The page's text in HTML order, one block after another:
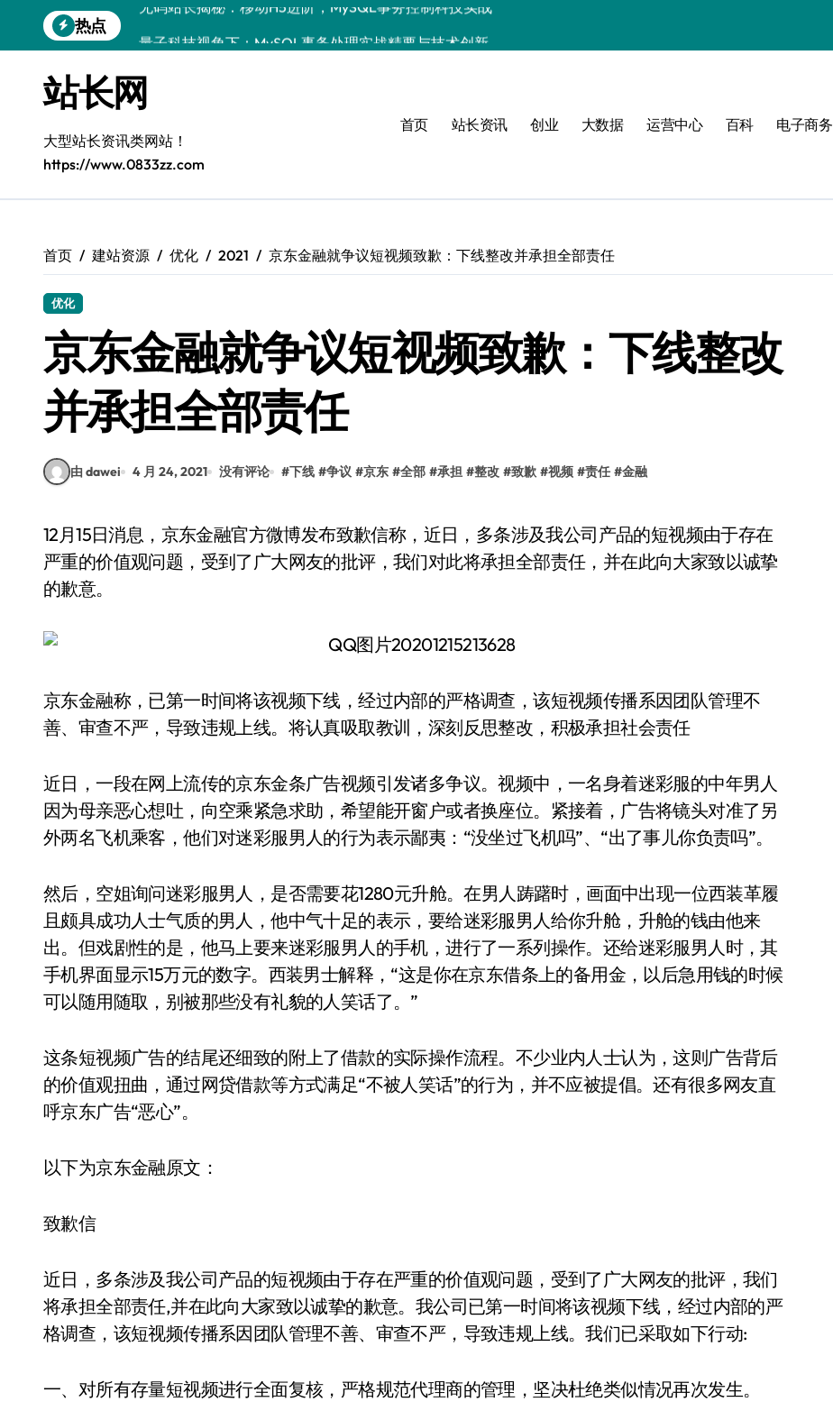
到
热点
技术赋能站长：MySQL事务控制深度解析与高效实战技巧
MySQL技术精要：后端事务掌控与科技驱动性能跃升实战
全栈视角：MySQL事务处理与控制，站长技术进阶必备
VR开发进阶：MySQL事务控制科技赋能实战精要
MySQL事务精控+安全优化实战：站长必备技术升级指南
站长网
大型站长资讯类网站！
https://www.0833zz.com
首页 站长资讯 创业 大数据 运营中心 百科 电子商务
首页 建站资源 优化 2021 京东金融就争议短视频致歉：下线整改并承担全部责任
优化
京东金融就争议短视频致歉：下线整改
并承担全部责任
由 dawei 4 月 24, 2021 没有评论 #下线 #争议 #京东 #全部 #承担 #整改 #致歉 #视频 #责任 #金融
12月15日消息，京东金融官方微博发布致歉信称，近日，多条涉及我公司产品的短视频由于存在
严重的价值观问题，受到了广大网友的批评，我们对此将承担全部责任，并在此向大家致以诚挚
的歉意。
京东金融称，已第一时间将该视频下线，经过内部的严格调查，该短视频传播系因团队管理不
善、审查不严，导致违规上线。将认真吸取教训，深刻反思整改，积极承担社会责任
近日，一段在网上流传的京东金条广告视频引发诸多争议。视频中，一名身着迷彩服的中年男人
因为母亲恶心想吐，向空乘紧急求助，希望能开窗户或者换座位。紧接着，广告将镜头对准了另
外两名飞机乘客，他们对迷彩服男人的行为表示鄙夷：“没坐过飞机吗”、“出了事儿你负责吗”。
然后，空姐询问迷彩服男人，是否需要花1280元升舱。在男人踌躇时，画面中出现一位西装革履
且颇具成功人士气质的男人，他中气十足的表示，要给迷彩服男人给你升舱，升舱的钱由他来
出。但戏剧性的是，他马上要来迷彩服男人的手机，进行了一系列操作。还给迷彩服男人时，其
手机界面显示15万元的数字。西装男士解释，“这是你在京东借条上的备用金，以后急用钱的时候
可以随用随取，别被那些没有礼貌的人笑话了。”
这条短视频广告的结尾还细致的附上了借款的实际操作流程。不少业内人士认为，这则广告背后
的价值观扭曲，通过网贷借款等方式满足“不被人笑话”的行为，并不应被提倡。还有很多网友直
呼京东广告“恶心”。
以下为京东金融原文：
致歉信
近日，多条涉及我公司产品的短视频由于存在严重的价值观问题，受到了广大网友的批评，我们
将承担全部责任,并在此向大家致以诚挚的歉意。我公司已第一时间将该视频下线，经过内部的严
格调查，该短视频传播系因团队管理不善、审查不严，导致违规上线。我们已采取如下行动:
一、对所有存量短视频进行全面复核，严格规范代理商的管理，坚决杜绝类似情况再次发生。